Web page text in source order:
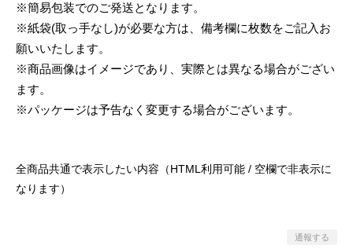
※簡易包装でのご発送となります。
※紙袋(取っ手なし)が必要な方は、備考欄に枚数をご記入お
願いいたします。
※商品画像はイメージであり、実際とは異なる場合がござい
ます。
※パッケージは予告なく変更する場合がございます。
全商品共通で表示したい内容（HTML利用可能 / 空欄で非表示に
なります）
通報する